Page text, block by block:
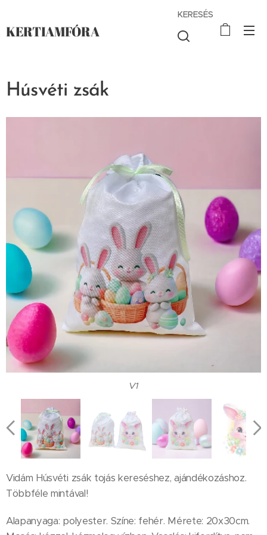
KERTIAMFÓRA
KERESÉS
Húsvéti zsák
V1
V2
V2
V1
V3
V4
V5
V6
V7
Vidám Húsvéti zsák tojás kereséshez, ajándékozáshoz.
Többféle mintával!
Alapanyaga: polyester. Színe: fehér. Mérete: 20x30cm.